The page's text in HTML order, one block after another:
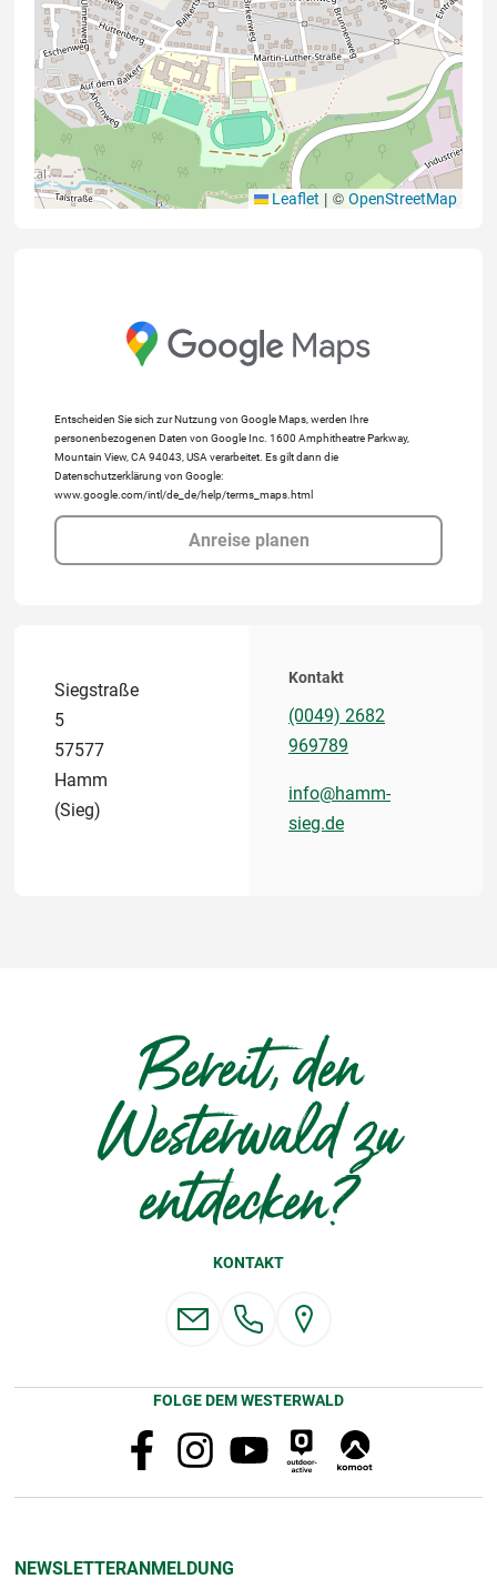
Leaflet | © OpenStreetMap
Entscheiden Sie sich zur Nutzung von Google Maps, werden Ihre
personenbezogenen Daten von Google Inc. 1600 Amphitheatre Parkway,
Mountain View, CA 94043, USA verarbeitet. Es gilt dann die
Datenschutzerklärung von Google:
www.google.com/intl/de_de/help/terms_maps.html
Anreise planen
Siegstraße
5
57577
Hamm
(Sieg)
Kontakt
(0049) 2682
969789
info@hamm-
sieg.de
Bereit, den
Westerwald zu
entdecken?
KONTAKT
FOLGE DEM WESTERWALD
NEWSLETTERANMELDUNG